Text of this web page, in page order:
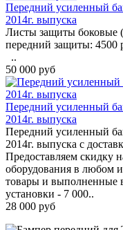
Передний усиленный
2014г. выпуска
Листы защиты
передний защиты: 4500
..
50 000 руб
Передний усиленный
2014г. выпуска
Передний усиленный
2014г. выпуска с
Предоставляем скидку
оборудования в любом
товары и выполненные
установки - 7 000..
28 000 руб